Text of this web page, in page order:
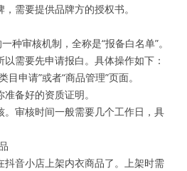
需要提供品牌方的授权书。
种审核机制，全称是“报备白名单”。
需要先申请报白。具体操作如下：
申请”或者“商品管理”页面。
备好的资质证明。
。审核时间一般需要几个工作日，具
抖音小店上架内衣商品了。上架时需